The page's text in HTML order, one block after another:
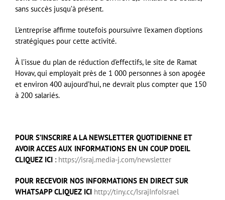
sans succès jusqu’à présent.
L’entreprise affirme toutefois poursuivre l’examen d’options
stratégiques pour cette activité.
À l’issue du plan de réduction d’effectifs, le site de Ramat
Hovav, qui employait près de 1 000 personnes à son apogée
et environ 400 aujourd’hui, ne devrait plus compter que 150
à 200 salariés.
POUR S’INSCRIRE A LA NEWSLETTER QUOTIDIENNE ET
AVOIR ACCES AUX INFORMATIONS EN UN COUP D’OEIL
CLIQUEZ ICI : https://israj.media-j.com/newsletter
POUR RECEVOIR NOS INFORMATIONS EN DIRECT SUR
WHATSAPP CLIQUEZ ICI http://tiny.cc/IsrajInfoIsrael